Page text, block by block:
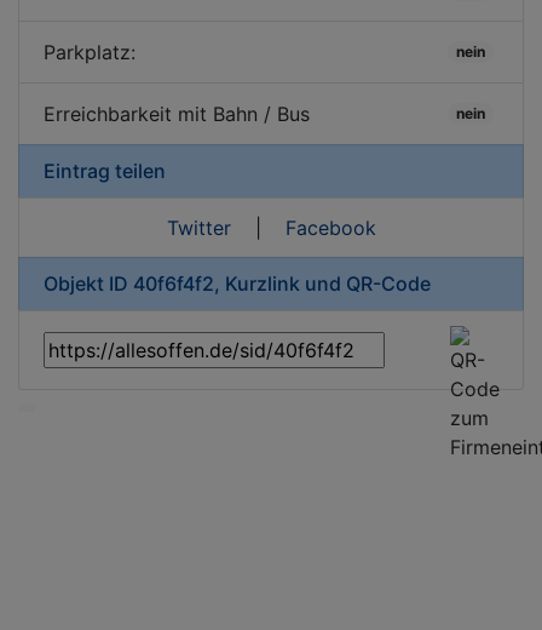
Parkplatz: nein
Erreichbarkeit mit Bahn / Bus nein
Eintrag teilen
Twitter| Facebook
Objekt ID 40f6f4f2, Kurzlink und QR-Code